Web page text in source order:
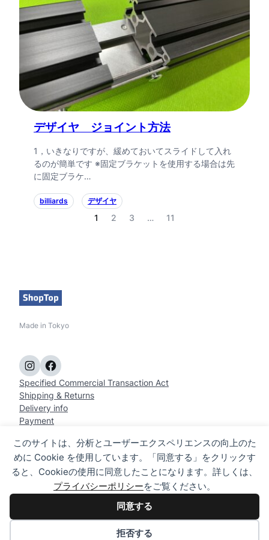
このサイトは、分析とユーザーエクスペリエンスの向上のた
めに Cookie を使用しています。「同意する」をクリックす
ると、Cookieの使用に同意したことになります。詳しくは、
プライバシーポリシーをご覧ください。
同意する
拒否する
デザイヤ ジョイント方法
1，いきなりですが、緩めておいてスライドして入れ
るのが簡単です ※固定ブラケットを使用する場合は先
に固定ブラケ…
billiards デザイヤ
1 2 3 … 11
Made in Tokyo
Instagram Facebook
Specified Commercial Transaction Act
Shipping & Returns
Delivery info
Payment
Privacy policy
DesireBID CueCamera ToolMotorcycle etcPC Accessory
Pet item
©2015 ShopTop Produced by WakaiSS